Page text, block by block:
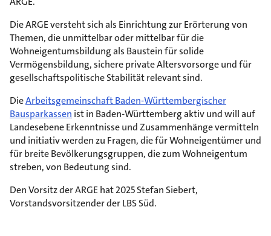
Die ARGE versteht sich als Einrichtung zur Erörterung von
Themen, die unmittelbar oder mittelbar für die
Wohneigentumsbildung als Baustein für solide
Vermögensbildung, sichere private Altersvorsorge und für
gesellschaftspolitische Stabilität relevant sind.
DieArbeitsgemeinschaft Baden-Württembergischer
Bausparkassen ist in Baden-Württemberg aktiv und will auf
Landesebene Erkenntnisse und Zusammenhänge vermitteln
und initiativ werden zu Fragen, die für Wohneigentümer und
für breite Bevölkerungsgruppen, die zum Wohneigentum
streben, von Bedeutung sind.
Den Vorsitz der ARGE hat 2025 Stefan Siebert,
Vorstandsvorsitzender der LBS Süd.